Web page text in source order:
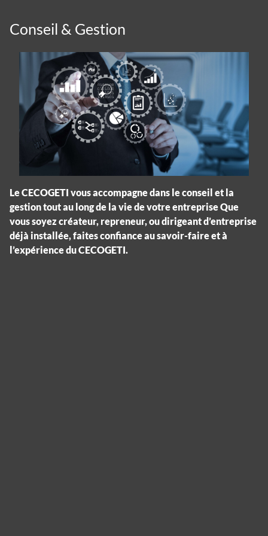
Conseil & Gestion
Le CECOGETI vous accompagne dans le conseil et la
gestion tout au long de la vie de votre entreprise Que
vous soyez créateur, repreneur, ou dirigeant d’entreprise
déjà installée, faites confiance au savoir-faire et à
l’expérience du CECOGETI.